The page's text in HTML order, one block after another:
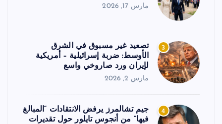
مارس 17, 2026
3
تصعيد غير مسبوق في الشرق
الأوسط: ضربة إسرائيلية – أمريكية
لإيران ورد صاروخي واسع
مارس 2, 2026
4
جيم تشالمرز يرفض الانتقادات “المبالغ
فيها” من أنجوس تايلور حول تقديرات